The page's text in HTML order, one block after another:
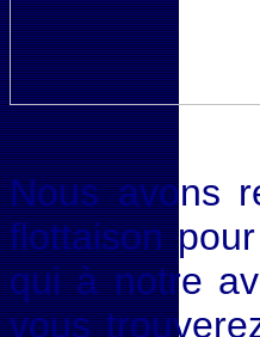
Nous avons
flottaison
qui à notre
vous